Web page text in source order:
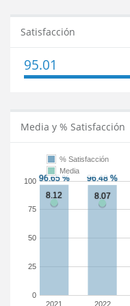
Satisfacción
95.01
Media y % Satisfacción
2021 2022
0
25
50
75
100
% Satisfacción
Media